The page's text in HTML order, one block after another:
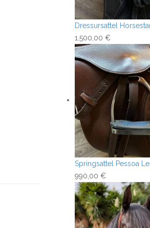
Dressursattel
1.500,00 €
Springsattel Pessoa
990,00 €